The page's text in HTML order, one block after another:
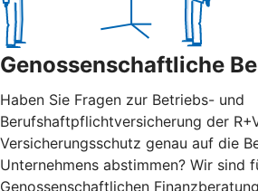
Genossenschaftliche
Haben Sie Fragen zur Betriebs- und
Berufshaftpflichtversicherung der
Versicherungsschutz genau auf die
Unternehmens abstimmen? Wir sind
Genossenschaftlichen